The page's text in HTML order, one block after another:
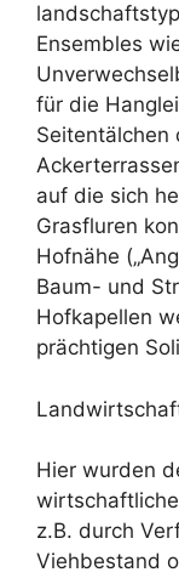
Ensembles
für die
Seitentälchen
auf die sich
Grasfluren
Hofnähe
Baum- und
Hofkapellen
prächtigen
Hier wurden
z.B. durch
Viehbestand